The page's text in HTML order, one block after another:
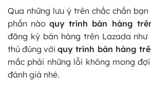
Qua những lưu ý trên chắc chắn
phần nàoquy trình bán hàng
đăng ký bán hàng trên Lazada
thủ đúng vớiquy trình bán hàng
mắc phải những lỗi không mong
đánh giá nhé.